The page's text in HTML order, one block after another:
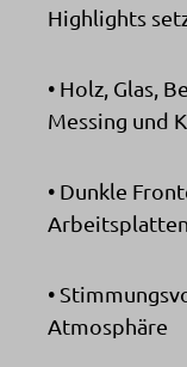
Highlights
• Holz, Glas,
Messing und
• Dunkle
•
Atmosphäre